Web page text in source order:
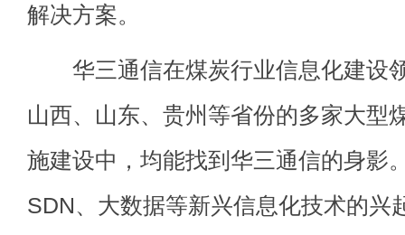
解决方案。
华三通信在煤炭行业信息化建设
山西、山东、贵州等省份的多家大型
施建设中，均能找到华三通信的身影
SDN、大数据等新兴信息化技术的兴